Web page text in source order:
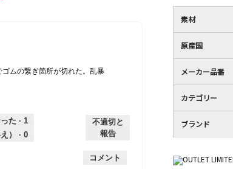
ムの繋ぎ箇所が切れた。乱暴
た · 1
） · 0
不適切と
報告
コメント
素材
原産国
メーカー品番
カテゴリー
ブランド